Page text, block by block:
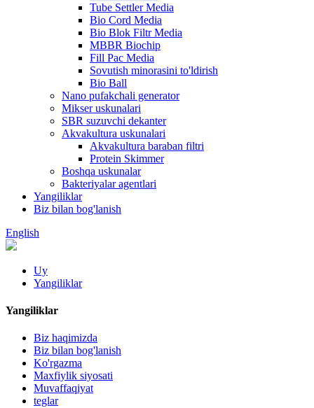
Tube Settler Media
Bio Cord Media
Bio Blok Filtr Media
MBBR Biochip
Fill Pac Media
Sovutish minorasini to'ldirish
Bio Ball
Nano pufakchali generator
Mikser uskunalari
SBR suzuvchi dekanter
Akvakultura uskunalari
Akvakultura baraban filtri
Protein Skimmer
Boshqa uskunalar
Bakteriyalar agentlari
Yangiliklar
Biz bilan bog'lanish
English
Uy
Yangiliklar
Yangiliklar
Biz haqimizda
Biz bilan bog'lanish
Ko'rgazma
Maxfiylik siyosati
Muvaffaqiyat
teglar